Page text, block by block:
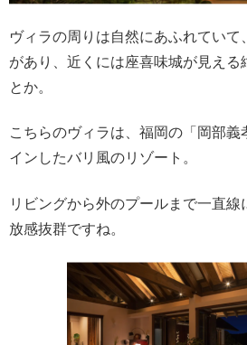
ヴィラの周りは自然にあふれていて
があり、近くには座喜味城が見える
とか。
こちらのヴィラは、福岡の「岡部
インしたバリ風のリゾート。
リビングから外のプールまで一直線
放感抜群ですね。